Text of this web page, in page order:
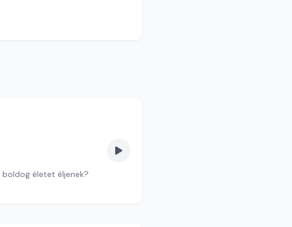
boldog életet éljenek?